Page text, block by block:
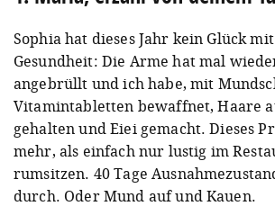
Sophia hat dieses Jahr kein Glück
Gesundheit: Die Arme hat mal
angebrüllt und ich habe, mit
Vitamintabletten bewaffnet, Haare
gehalten und Eiei gemacht. Dieses
mehr, als einfach nur lustig im
rumsitzen. 40 Tage
durch. Oder Mund auf und Kauen.